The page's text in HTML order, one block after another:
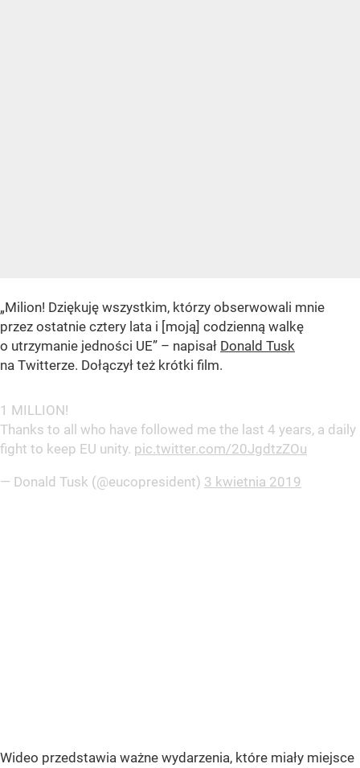
„Milion! Dziękuję wszystkim, którzy obserwowali mnie
przez ostatnie cztery lata i [moją] codzienną walkę
o utrzymanie jedności UE” – napisał Donald Tusk
na Twitterze. Dołączył też krótki film.
1 MILLION!
Thanks to all who have followed me the last 4 years, a daily
fight to keep EU unity. pic.twitter.com/20JgdtzZOu
— Donald Tusk (@eucopresident) 3 kwietnia 2019
Wideo przedstawia ważne wydarzenia, które miały miejsce